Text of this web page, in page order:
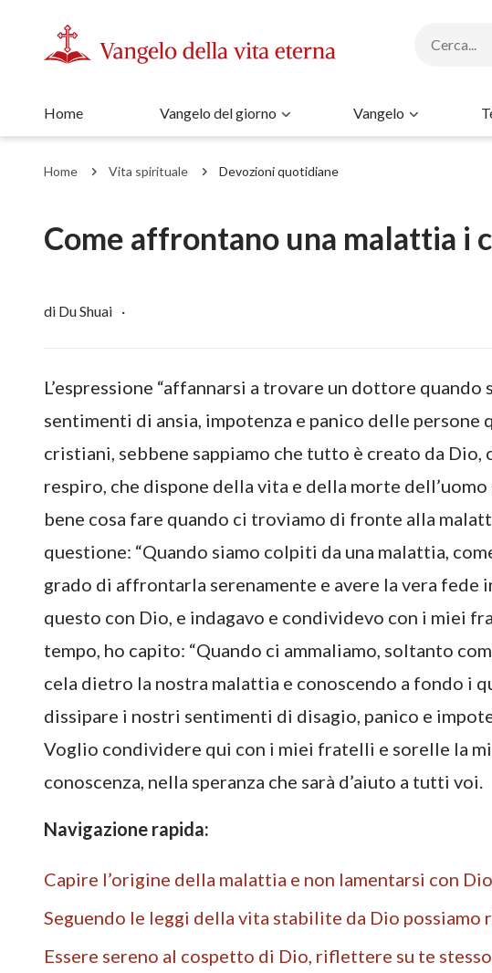
Home Vangelo del giorno Vangelo
Home Vita spirituale Devozioni quotidiane
Come affrontano una malattia i
di Du Shuai ·
L’espressione “affannarsi a trovare un dottore
sentimenti di ansia, impotenza e panico delle persone
cristiani, sebbene sappiamo che tutto è creato da Dio,
respiro, che dispone della vita e della morte dell’uomo
bene cosa fare quando ci troviamo di fronte alla
questione: “Quando siamo colpiti da una malattia,
grado di affrontarla serenamente e avere la vera fede
questo con Dio, e indagavo e condividevo con i miei
tempo, ho capito: “Quando ci ammaliamo, soltanto
cela dietro la nostra malattia e conoscendo a fondo i
dissipare i nostri sentimenti di disagio, panico e
Voglio condividere qui con i miei fratelli e sorelle la
conoscenza, nella speranza che sarà d’aiuto a tutti voi.
Navigazione rapida:
Capire l’origine della malattia e non lamentarsi con Dio
Seguendo le leggi della vita stabilite da Dio possiamo
Essere sereno al cospetto di Dio, riflettere su te